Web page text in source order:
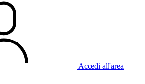
Accedi all'area